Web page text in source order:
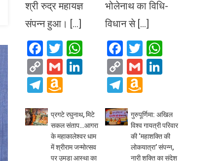
श्री रुद्र महायज्ञ
संपन्न हुआ। […]
Facebook
TwitterWhatsApp
Copy
Link
GmailLinkedIn
Telegram
Amazon
List
भोलेनाथ का विधि-
विधान से […]
Facebook
Twitter
Copy
Link
Gmail
Telegram
List
प्रगटे रघुनाथ, मिटे
सकल संताप…आगरा
के महाकालेश्वर धाम
में श्रीराम जन्मोत्सव
पर उमड़ा आस्था का
गुरुपूर्णिमा: अखिल
विश्व गायत्री परिवार
की ‘महाशक्ति की
लोकयात्रा’ संपन्न,
नारी शक्ति का संदेश